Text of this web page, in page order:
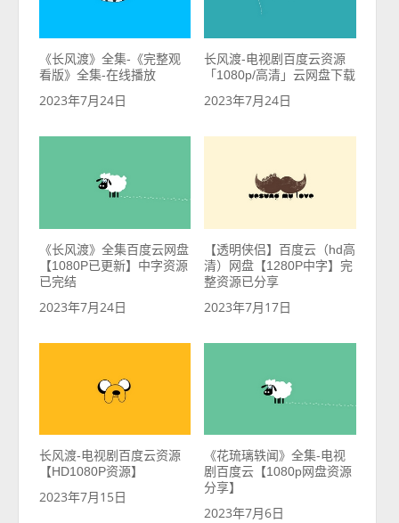
《长风渡》全集-《完整观
看版》全集-在线播放
2023年7月24日
长风渡-电视剧百度云资源
「1080p/高清」云网盘下载
2023年7月24日
《长风渡》全集百度云网盘
【1080P已更新】中字资源
已完结
2023年7月24日
【透明侠侣】百度云（hd高
清）网盘【1280P中字】完
整资源已分享
2023年7月17日
长风渡-电视剧百度云资源
【HD1080P资源】
2023年7月15日
《花琉璃轶闻》全集-电视
剧百度云【1080p网盘资源
分享】
2023年7月6日